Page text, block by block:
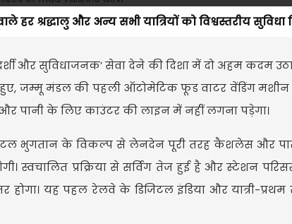
श्रद्धालु और अन्य सभी यात्रियों को विश्वस्तरीय सुविधा
और सुविधाजनक’ सेवा देने की दिशा में दो अहम कदम
जम्मू मंडल की पहली ऑटोमेटिक फूड वाटर वेंडिंग मशीन
पानी के लिए काउंटर की लाइन में नहीं लगना पड़ेगा।
भुगतान के विकल्प से लेनदेन पूरी तरह कैशलेस और
स्वचालित प्रक्रिया से सर्विंग तेज हुई है और स्टेशन
यह पहल रेलवे के डिजिटल इंडिया और यात्री-प्रथम